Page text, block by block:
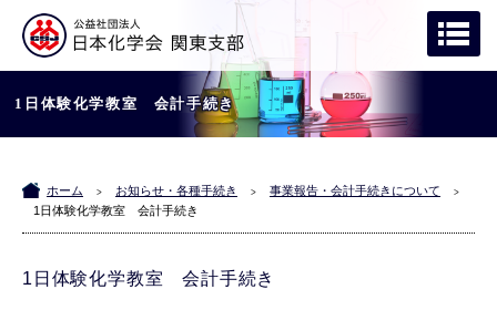
1日体験化学教室 会計手続き
ホーム > お知らせ・各種手続き > 事業報告・会計手続きについて >
1日体験化学教室 会計手続き
1日体験化学教室 会計手続き